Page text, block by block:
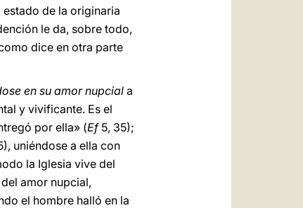
de la originaria
le da, sobre todo,
dice en otra parte
en su amor nupciala
y vivificante. Es el
por ella» (Ef5, 35);
uniéndose a ella con
la Iglesia vive del
amor nupcial,
el hombre halló en la